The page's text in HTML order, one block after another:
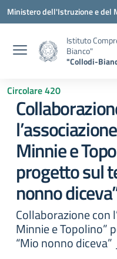
Vai ai contenuti
Vai al menu di navigazione
Vai al footer
Ministero dell'Istruzione e del
Istituto
Bianco"
"Collodi-
Circolare 420
Minnie e
progetto sul
nonno
Collaborazione con
Minnie e Topolino”
“Mio nonno